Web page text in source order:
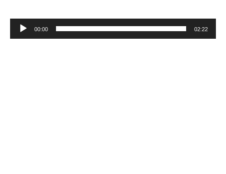
Reprodutor
de
00:00 02:22